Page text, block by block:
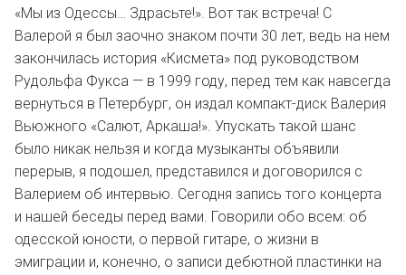
«Мы из Одессы… Здрасьте!». Вот так встреча! С
Валерой я был заочно знаком почти 30 лет, ведь на нем
закончилась история «Кисмета» под руководством
Рудольфа Фукса — в 1999 году, перед тем как навсегда
вернуться в Петербург, он издал компакт-диск Валерия
Вьюжного «Салют, Аркаша!». Упускать такой шанс
было никак нельзя и когда музыканты объявили
перерыв, я подошел, представился и договорился с
Валерием об интервью. Сегодня запись того концерта
и нашей беседы перед вами. Говорили обо всем: об
одесской юности, о первой гитаре, о жизни в
эмиграции и, конечно, о записи дебютной пластинки на